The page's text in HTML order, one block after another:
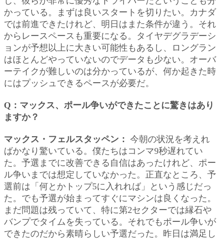
かっている。まずは良いスタートを切りたい。カナダ
では前進できたけれど、明日はまた条件が違う。それ
からレースペースも重要になる。タイヤデグラデーシ
ョンが予想以上に大きい可能性もあるし、ロングラン
はほとんどやっていないのでデータも少ない。オーバ
ーテイクが難しいのは分かっているが、何か起きた時
にはプッシュできるペースが必要だ。
Q：マックス、ポール争いができたことに驚きはあり
ますか？
マックス・フェルスタッペン： 今朝の状況を考えれ
ばかなり驚いている。僕たちはコンマ9秒遅れてい
た。予選までに改善できる自信はあったけれど、ポー
ル争いまでは想定していなかった。正直なところ、予
選前は「何とかトップ5に入れれば」という感じだっ
た。でも予選が始まってすぐにマシンは良くなった。
まだ問題は残っていて、特に第2セクターでは縁石や
バンプでタイムを失っている。それでもポール争いが
できたのだから素晴らしい予選だった。昨日は満足し